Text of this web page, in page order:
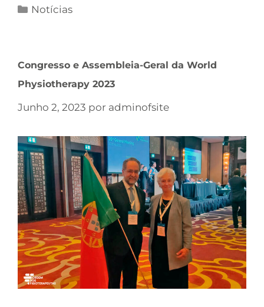
Notícias
Congresso e Assembleia-Geral da World
Physiotherapy 2023
Junho 2, 2023 por adminofsite